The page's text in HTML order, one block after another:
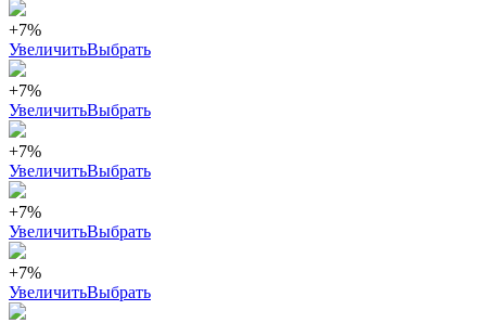
+7%
УвеличитьВыбрать
+7%
УвеличитьВыбрать
+7%
УвеличитьВыбрать
+7%
УвеличитьВыбрать
+7%
УвеличитьВыбрать